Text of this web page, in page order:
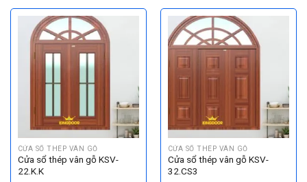
CỬA SỔ THÉP VÂN GỖ
Cửa sổ thép vân gỗ KSV-
22.K.K
CỬA SỔ THÉP VÂN GỖ
Cửa sổ thép vân gỗ KSV-
32.CS3